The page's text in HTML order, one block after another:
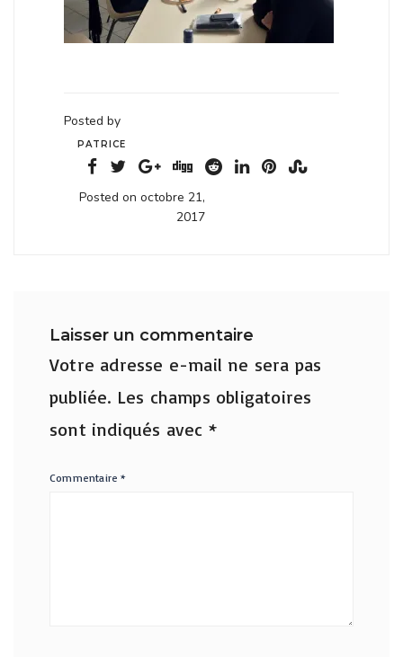
Posted by
PATRICE
Posted on octobre 21,
2017
Laisser un commentaire
Votre adresse e-mail ne sera pas
publiée. Les champs obligatoires
sont indiqués avec *
Commentaire*